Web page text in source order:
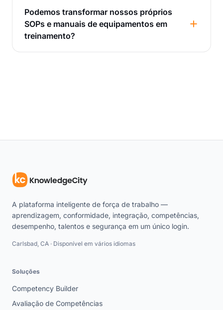
Podemos transformar nossos próprios
SOPs e manuais de equipamentos em
treinamento?
A plataforma inteligente de força de trabalho —
aprendizagem, conformidade, integração, competências,
desempenho, talentos e segurança em um único login.
Carlsbad, CA · Disponível em vários idiomas
Soluções
Competency Builder
Avaliação de Competências